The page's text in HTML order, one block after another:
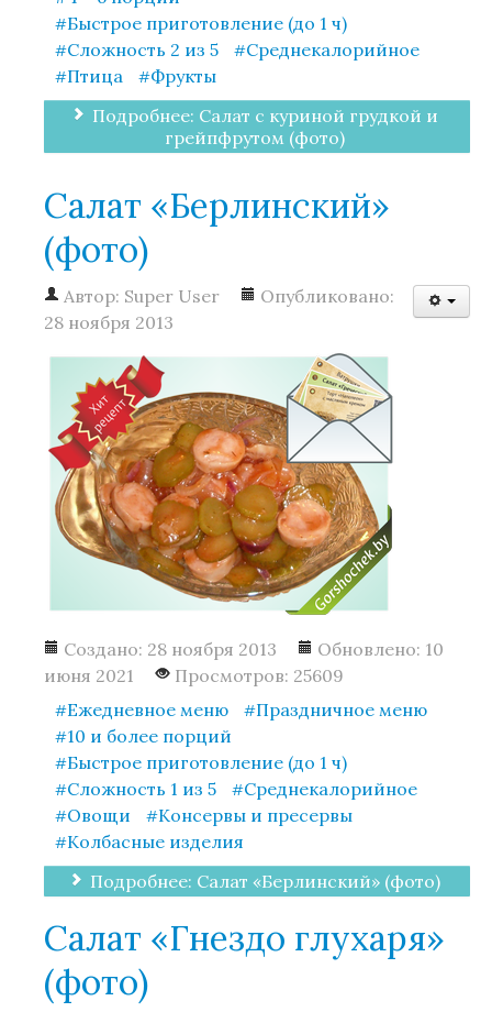
Быстрое приготовление (до 1 ч)
Сложность 2 из 5
Среднекалорийное
Птица
Фрукты
Подробнее: Салат с куриной грудкой и
грейпфрутом (фото)
Салат «Берлинский»
(фото)
Автор: Super User
Опубликовано:
28 ноября 2013
Создано: 28 ноября 2013
Обновлено: 10
июня 2021
Просмотров: 25609
Ежедневное меню
Праздничное меню
10 и более порций
Быстрое приготовление (до 1 ч)
Сложность 1 из 5
Среднекалорийное
Овощи
Консервы и пресервы
Колбасные изделия
Подробнее: Салат «Берлинский» (фото)
Салат «Гнездо глухаря»
(фото)